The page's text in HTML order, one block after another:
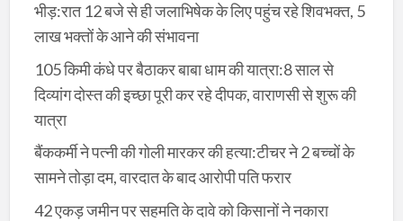
भीड़:रात 12 बजे से ही जलाभिषेक के लिए पहुंच रहे शिवभक्त, 5
लाख भक्तों के आने की संभावना
105 किमी कंधे पर बैठाकर बाबा धाम की यात्रा:8 साल से
दिव्यांग दोस्त की इच्छा पूरी कर रहे दीपक, वाराणसी से शुरू की
यात्रा
बैंककर्मी ने पत्नी की गोली मारकर की हत्या:टीचर ने 2 बच्चों के
सामने तोड़ा दम, वारदात के बाद आरोपी पति फरार
42 एकड़ जमीन पर सहमति के दावे को किसानों ने नकारा